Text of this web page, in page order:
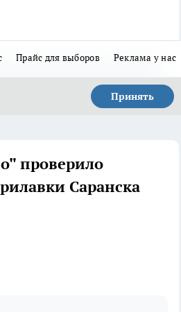
Прайс для выборов Реклама у нас
Принять
проверило
Саранска